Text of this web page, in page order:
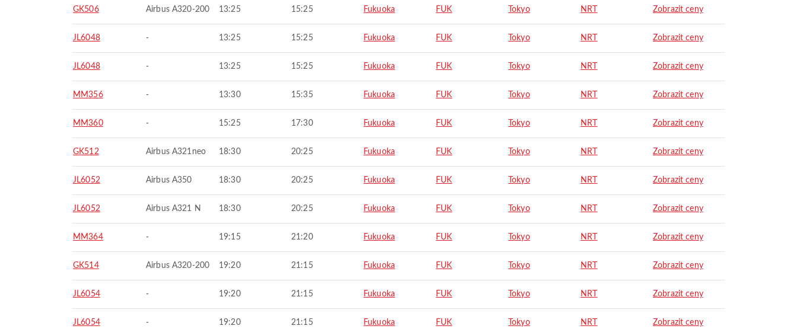
GK506 Airbus A320-200 13:25 15:25 Fukuoka FUK Tokyo NRT Zobrazit ceny
JL6048 - 13:25 15:25 Fukuoka FUK Tokyo NRT Zobrazit ceny
JL6048 - 13:25 15:25 Fukuoka FUK Tokyo NRT Zobrazit ceny
MM356 - 13:30 15:35 Fukuoka FUK Tokyo NRT Zobrazit ceny
MM360 - 15:25 17:30 Fukuoka FUK Tokyo NRT Zobrazit ceny
GK512 Airbus A321neo 18:30 20:25 Fukuoka FUK Tokyo NRT Zobrazit ceny
JL6052 Airbus A350 18:30 20:25 Fukuoka FUK Tokyo NRT Zobrazit ceny
JL6052 Airbus A321 N 18:30 20:25 Fukuoka FUK Tokyo NRT Zobrazit ceny
MM364 - 19:15 21:20 Fukuoka FUK Tokyo NRT Zobrazit ceny
GK514 Airbus A320-200 19:20 21:15 Fukuoka FUK Tokyo NRT Zobrazit ceny
JL6054 - 19:20 21:15 Fukuoka FUK Tokyo NRT Zobrazit ceny
JL6054 - 19:20 21:15 Fukuoka FUK Tokyo NRT Zobrazit ceny